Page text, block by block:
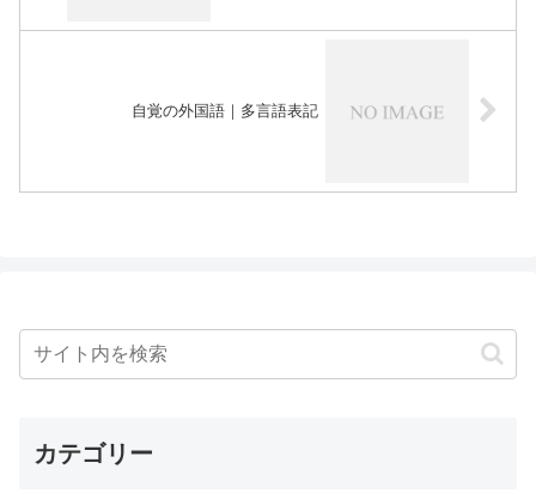
自覚の外国語｜多言語表記
カテゴリー